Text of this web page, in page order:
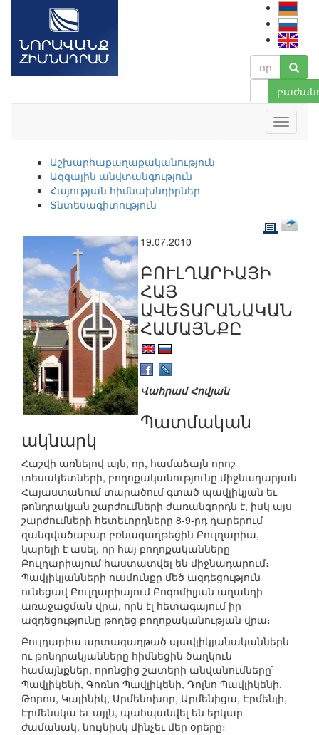
Աշխարհաքաղաքականություն
Ազգային անվտանգություն
Հայության հիմնախնդիրներ
Տնտեսագիտություն
19.07.2010
ԲՈՒԼՂԱՐԻԱՅԻ
ՀԱՅ
ԱՎԵՏԱՐԱՆԱԿԱՆ
ՀԱՄԱՅՆՔԸ
Վահրամ Հովյան
Պատմական
ակնարկ
Հաշվի առնելով այն, որ, համաձայն որոշ
տեսակետների, բողոքականությունը միջնադարյան
Հայաստանում տարածում գտած պավլիկյան եւ
թոնդրակյան շարժումների ժառանգորդն է, իսկ այս
շարժումների հետեւորդները 8-9-րդ դարերում
զանգվածաբար բռնագաղթեցին Բուլղարիա,
կարելի է ասել, որ հայ բողոքականները
Բուլղարիայում հաստատվել են միջնադարում։
Պավլիկյանների ուսմունքը մեծ ազդեցություն
ունեցավ Բուլղարիայում Բոգոմիլյան աղանդի
առաջացման վրա, որն էլ հետագայում իր
ազդեցությունը թողեց բողոքականության վրա։
Բուլղարիա արտագաղթած պավլիկյանականներն
ու թոնդրակյանները հիմնեցին ծաղկուն
համայնքներ, որոնցից շատերի անվանումները`
Պավլիկենի, Գոռնո Պավլիկենի, Դոլնո Պավլիկենի,
Թորոս, Կալինիկ, Արմենոխոր, Արմենիցա, Էրմենլի,
Էրմենսկա եւ այլն, պահպանվել են երկար
ժամանակ, նույնիսկ մինչեւ մեր օրերը։